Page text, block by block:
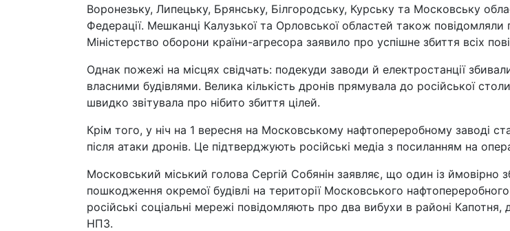
Воронезьку, Липецьку, Брянську, Білгородську, Курську та Московську
Федерації. Мешканці Калузької та Орловської областей також повідомляли
Міністерство оборони країни-агресора заявило про успішне збиття всіх
Однак пожежі на місцях свідчать: подекуди заводи й електростанції
власними будівлями. Велика кількість дронів прямувала до російської
швидко звітувала про нібито збиття цілей.
Крім того, у ніч на 1 вересня на Московському нафтопереробному заводі
після атаки дронів. Це підтверджують російські медіа з посиланням на
Московський міський голова Сергій Собянін заявляє, що один із ймовірно
пошкодження окремої будівлі на території Московського
російські соціальні мережі повідомляють про два вибухи в районі
НПЗ.